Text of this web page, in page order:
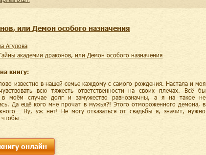
или Демон особого назначения
Агулова
Тайны академии драконов, или Демон особого назначения
книгу:
известно в нашей семье каждому с самого рождения. Настала и моя
всю тяжесть ответственности на своих плечах. Всё бы
моём случае долг и замужество равнозначны, а я на такое не
Да ещё кого мне прочат в мужья?! Этого отмороженного демона, в
Ну, уж нет! Не могу отказаться от свадьбы я, значит, нужно
чтобы …
онлайн